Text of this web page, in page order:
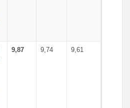
9,87 9,74 9,61